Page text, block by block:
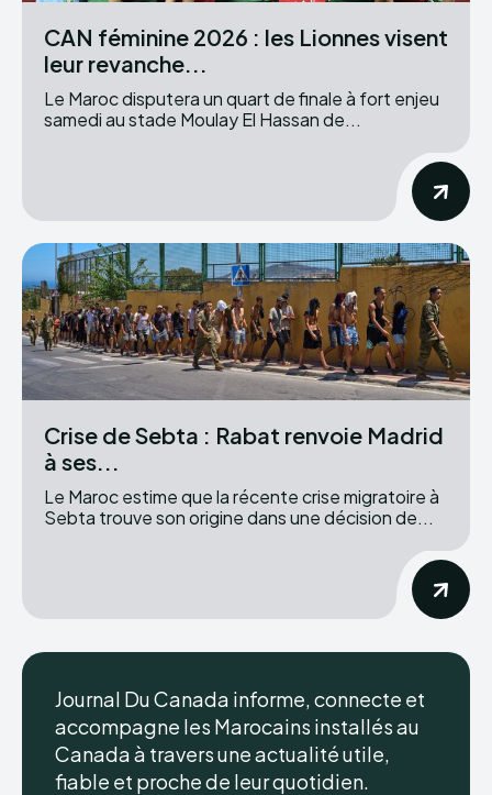
CAN féminine 2026 : les Lionnes visent
leur revanche...
Le Maroc disputera un quart de finale à fort enjeu
samedi au stade Moulay El Hassan de...
Crise de Sebta : Rabat renvoie Madrid
à ses...
Le Maroc estime que la récente crise migratoire à
Sebta trouve son origine dans une décision de...
Journal Du Canada informe, connecte et
accompagne les Marocains installés au
Canada à travers une actualité utile,
fiable et proche de leur quotidien.